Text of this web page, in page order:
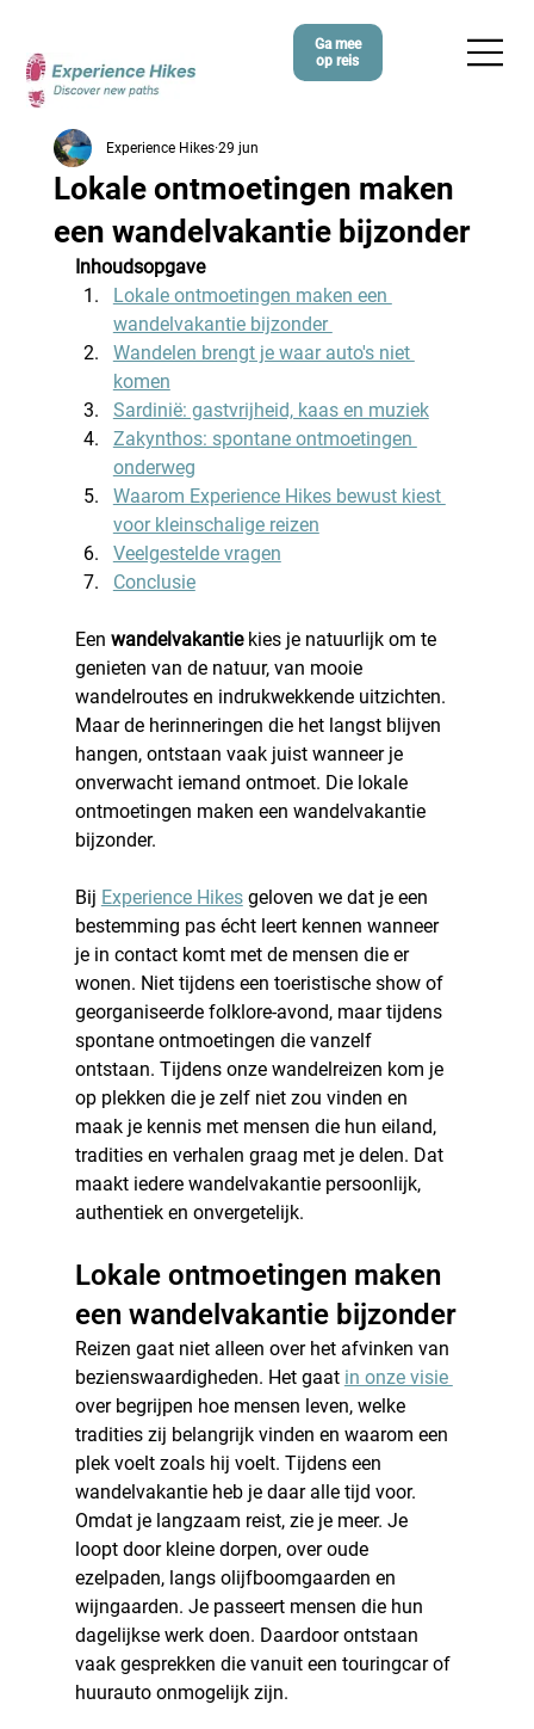
Ga mee
op reis
Lokale ontmoetingen maken
een wandelvakantie bijzonder
Experience Hikes 29 jun
Inhoudsopgave
Lokale ontmoetingen maken een
wandelvakantie bijzonder
Wandelen brengt je waar auto's niet
komen
Sardinië: gastvrijheid, kaas en muziek
Zakynthos: spontane ontmoetingen
onderweg
Waarom Experience Hikes bewust kiest
voor kleinschalige reizen
Veelgestelde vragen
Conclusie
Een wandelvakantie kies je natuurlijk om te
genieten van de natuur, van mooie
wandelroutes en indrukwekkende uitzichten.
Maar de herinneringen die het langst blijven
hangen, ontstaan vaak juist wanneer je
onverwacht iemand ontmoet. Die lokale
ontmoetingen maken een wandelvakantie
bijzonder.
Bij Experience Hikes geloven we dat je een
bestemming pas écht leert kennen wanneer
je in contact komt met de mensen die er
wonen. Niet tijdens een toeristische show of
georganiseerde folklore-avond, maar tijdens
spontane ontmoetingen die vanzelf
ontstaan. Tijdens onze wandelreizen kom je
op plekken die je zelf niet zou vinden en
maak je kennis met mensen die hun eiland,
tradities en verhalen graag met je delen. Dat
maakt iedere wandelvakantie persoonlijk,
authentiek en onvergetelijk.
Lokale ontmoetingen maken
een wandelvakantie bijzonder
Reizen gaat niet alleen over het afvinken van
bezienswaardigheden. Het gaat in onze visie
over begrijpen hoe mensen leven, welke
tradities zij belangrijk vinden en waarom een
plek voelt zoals hij voelt. Tijdens een
wandelvakantie heb je daar alle tijd voor.
Omdat je langzaam reist, zie je meer. Je
loopt door kleine dorpen, over oude
ezelpaden, langs olijfboomgaarden en
wijngaarden. Je passeert mensen die hun
dagelijkse werk doen. Daardoor ontstaan
vaak gesprekken die vanuit een touringcar of
huurauto onmogelijk zijn.